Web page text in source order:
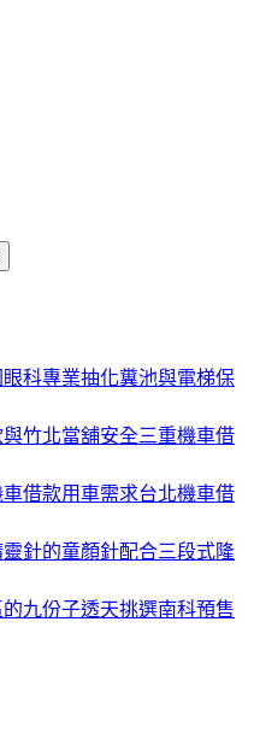
科專業抽化糞池與電梯保
竹北當舖安全三重機車借
借款用車需求台北機車借
針的童顏針配合三段式隆
九份子透天挑選南科預售